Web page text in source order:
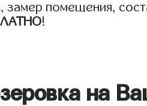
помещения,
!
на